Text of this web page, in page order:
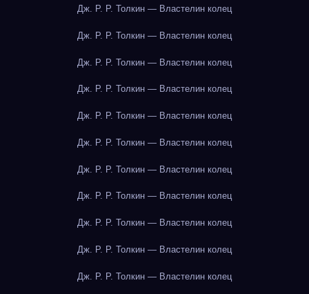
Дж. Р. Р. Толкин — Властелин колец
Дж. Р. Р. Толкин — Властелин колец
Дж. Р. Р. Толкин — Властелин колец
Дж. Р. Р. Толкин — Властелин колец
Дж. Р. Р. Толкин — Властелин колец
Дж. Р. Р. Толкин — Властелин колец
Дж. Р. Р. Толкин — Властелин колец
Дж. Р. Р. Толкин — Властелин колец
Дж. Р. Р. Толкин — Властелин колец
Дж. Р. Р. Толкин — Властелин колец
Дж. Р. Р. Толкин — Властелин колец